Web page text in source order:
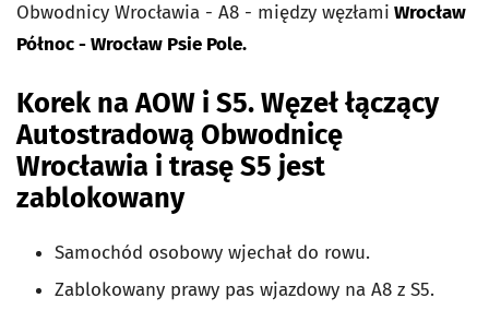
Obwodnicy Wrocławia - A8 - między węzłami Wrocław
Północ - Wrocław Psie Pole.
Korek na AOW i S5. Węzeł łączący
Autostradową Obwodnicę
Wrocławia i trasę S5 jest
zablokowany
Samochód osobowy wjechał do rowu.
Zablokowany prawy pas wjazdowy na A8 z S5.